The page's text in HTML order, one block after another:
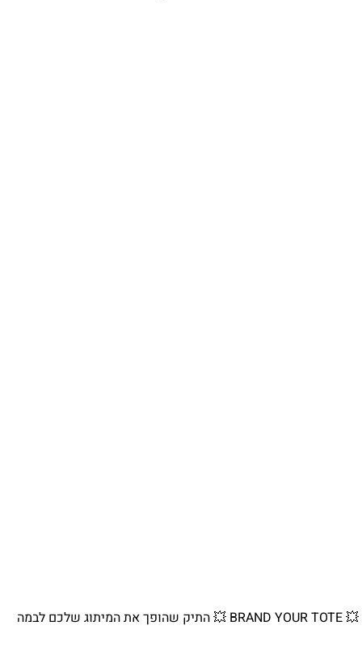
💥 BRAND YOUR TOTE 💥 התיק שהופך את המיתוג שלכם לבמה